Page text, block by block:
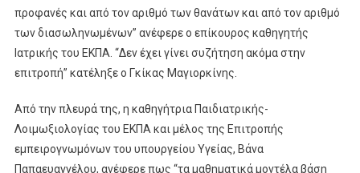
προφανές και από τον αριθμό των θανάτων και από τον αριθμό
των διασωληνωμένων” ανέφερε ο επίκουρος καθηγητής
Ιατρικής του ΕΚΠΑ. “Δεν έχει γίνει συζήτηση ακόμα στην
επιτροπή” κατέληξε ο Γκίκας Μαγιορκίνης.
Από την πλευρά της, η καθηγήτρια Παιδιατρικής-
Λοιμωξιολογίας του ΕΚΠΑ και μέλος της Επιτροπής
εμπειρογνωμόνων του υπουργείου Υγείας, Βάνα
Παπαευαγγέλου, ανέφερε πως “τα μαθηματικά μοντέλα βάση